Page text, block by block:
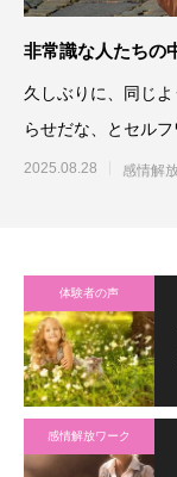
非常識な人たちの
久しぶりに、同じ
らせだな、とセル
棄のことで、一つ目
2025.08.28 感情解
体験者の声
感情解放ワーク